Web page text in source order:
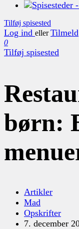
Tilføj spisested
Log ind eller Tilmeld
0
Tilføj spisested
børn:
Artikler
Mad
Opskrifter
7. december